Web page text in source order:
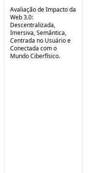
Avaliação de Impacto da
Web 3.0:
Descentralizada,
Imersiva, Semântica,
Centrada no Usuário e
Conectada com o
Mundo Ciberfísico.